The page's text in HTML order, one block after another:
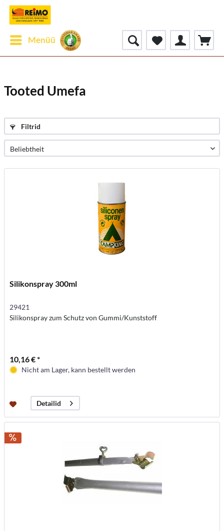
Menüü
Tooted Umefa
Filtrid
Silikonspray 300ml
29421
Silikonspray zum Schutz von Gummi/Kunststoff
10,16 € *
Nicht am Lager, kann bestellt werden
Detailid